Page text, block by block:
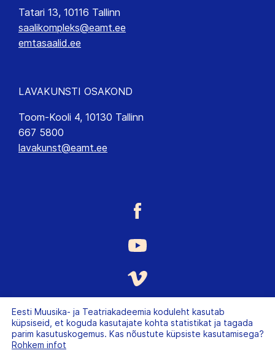
Tatari 13, 10116 Tallinn
saalikompleks@eamt.ee
emtasaalid.ee
LAVAKUNSTI OSAKOND
Toom-Kooli 4, 10130 Tallinn
667 5800
lavakunst@eamt.ee
Eesti Muusika- ja Teatriakadeemia koduleht kasutab
küpsiseid, et koguda kasutajate kohta statistikat ja tagada
parim kasutuskogemus. Kas nõustute küpsiste kasutamisega?
Rohkem infot